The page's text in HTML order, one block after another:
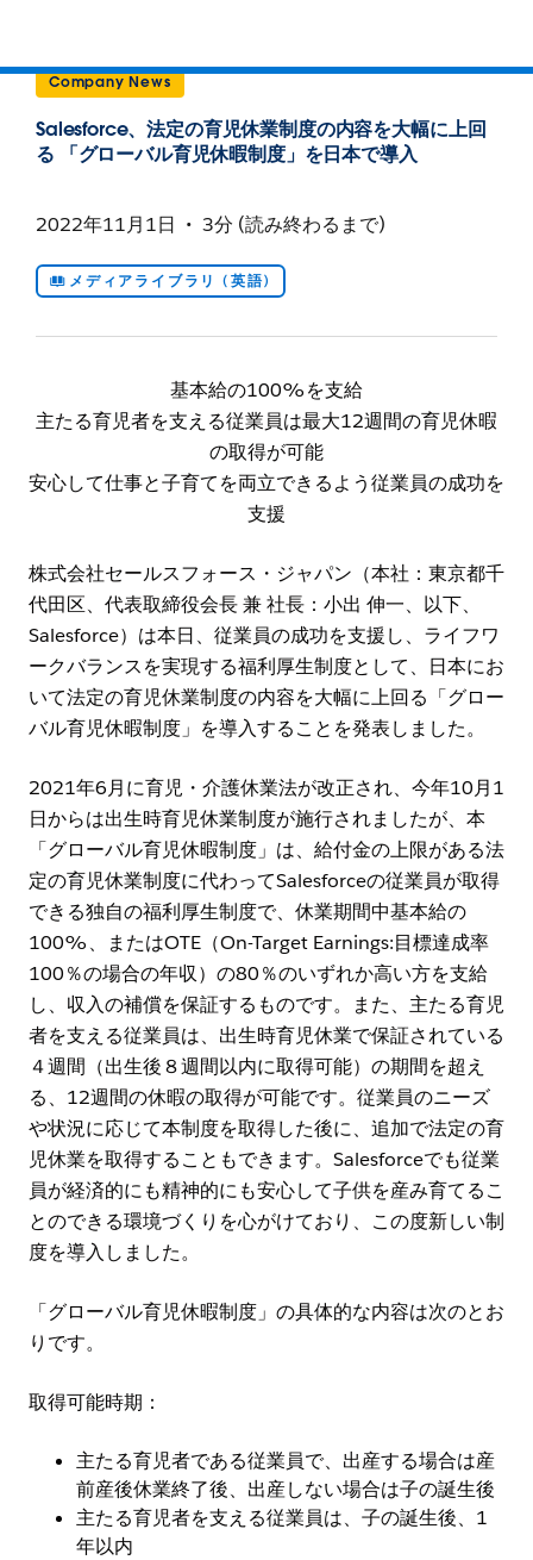
Company News
Salesforce、法定の育児休業制度の内容を大幅に上回
る 「グローバル育児休暇制度」を日本で導入
2022年11月1日 3分 (読み終わるまで)
メディアライブラリ (英語)
基本給の100%を支給
主たる育児者を支える従業員は最大12週間の育児休暇
の取得が可能
安心して仕事と子育てを両立できるよう従業員の成功を
支援
株式会社セールスフォース・ジャパン（本社：東京都千
代田区、代表取締役会長 兼 社長：小出 伸一、以下、
Salesforce）は本日、従業員の成功を支援し、ライフワ
ークバランスを実現する福利厚生制度として、日本にお
いて法定の育児休業制度の内容を大幅に上回る「グロー
バル育児休暇制度」を導入することを発表しました。
2021年6月に育児・介護休業法が改正され、今年10月1
日からは出生時育児休業制度が施行されましたが、本
「グローバル育児休暇制度」は、給付金の上限がある法
定の育児休業制度に代わってSalesforceの従業員が取得
できる独自の福利厚生制度で、休業期間中基本給の
100%、またはOTE（On-Target Earnings:目標達成率
100％の場合の年収）の80％のいずれか高い方を支給
し、収入の補償を保証するものです。また、主たる育児
者を支える従業員は、出生時育児休業で保証されている
４週間（出生後８週間以内に取得可能）の期間を超え
る、12週間の休暇の取得が可能です。従業員のニーズ
や状況に応じて本制度を取得した後に、追加で法定の育
児休業を取得することもできます。Salesforceでも従業
員が経済的にも精神的にも安心して子供を産み育てるこ
とのできる環境づくりを心がけており、この度新しい制
度を導入しました。
「グローバル育児休暇制度」の具体的な内容は次のとお
りです。
取得可能時期：
主たる育児者である従業員で、出産する場合は産
前産後休業終了後、出産しない場合は子の誕生後
主たる育児者を支える従業員は、子の誕生後、1
年以内